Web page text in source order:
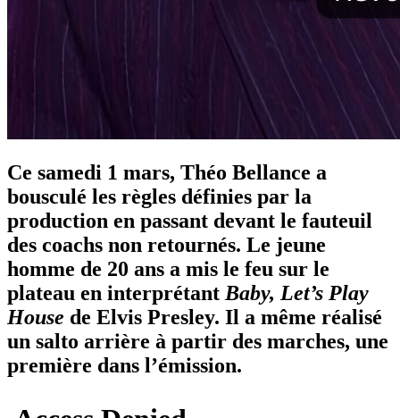
Ce samedi 1 mars, Théo Bellance a
bousculé les règles définies par la
production en passant devant le fauteuil
des coachs non retournés. Le jeune
homme de 20 ans a mis le feu sur le
plateau en interprétant Baby, Let’s Play
House de Elvis Presley. Il a même réalisé
un salto arrière à partir des marches, une
première dans l’émission.